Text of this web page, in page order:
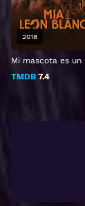
Mi mascota es un
TMDB 7.4
2018